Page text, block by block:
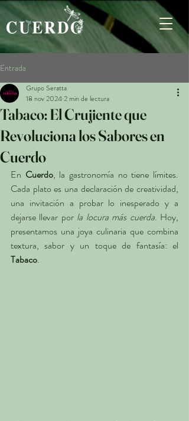
Entrada
Tabaco: El Crujiente que
Revoluciona los Sabores en
Cuerdo
Grupo Seratta
18 nov 20242 min de lectura
En Cuerdo, la gastronomía no tiene límites.
Cada plato es una declaración de creatividad,
una invitación a probar lo inesperado y a
dejarse llevar por la locura más cuerda. Hoy,
presentamos una joya culinaria que combina
Tabaco.